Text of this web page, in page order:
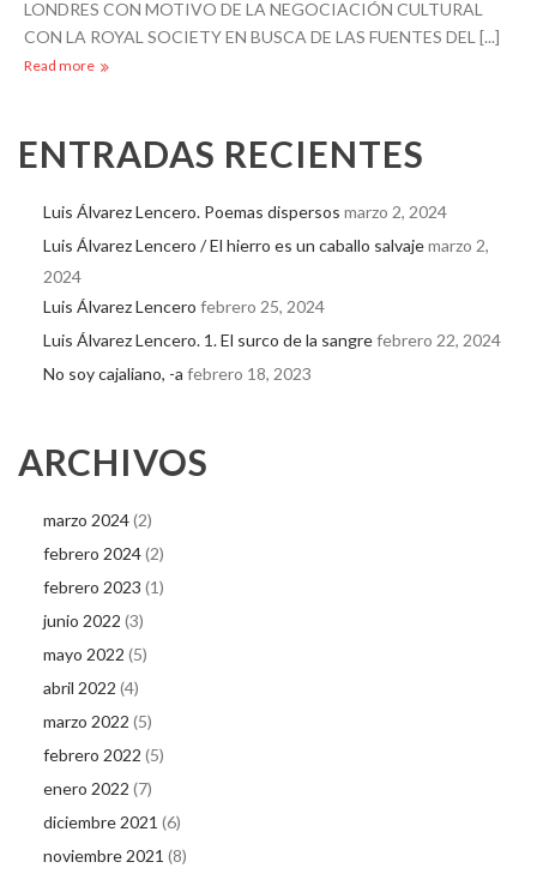
LONDRES CON MOTIVO DE LA NEGOCIACIÓN CULTURAL
CON LA ROYAL SOCIETY EN BUSCA DE LAS FUENTES DEL [...]
Read more
ENTRADAS RECIENTES
Luis Álvarez Lencero. Poemas dispersos marzo 2, 2024
Luis Álvarez Lencero / El hierro es un caballo salvajemarzo 2,
2024
Luis Álvarez Lencero febrero 25, 2024
Luis Álvarez Lencero. 1. El surco de la sangrefebrero 22, 2024
No soy cajaliano, -a febrero 18, 2023
ARCHIVOS
marzo 2024(2)
febrero 2024(2)
febrero 2023 (1)
junio 2022 (3)
mayo 2022 (5)
abril 2022 (4)
marzo 2022 (5)
febrero 2022 (5)
enero 2022 (7)
diciembre 2021 (6)
noviembre 2021 (8)